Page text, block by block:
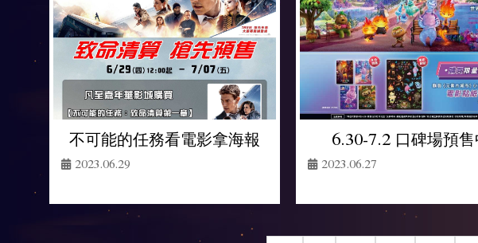
不可能的任務看電影拿海報
2023.06.29
6.30-7.2 口碑場預
2023.06.27